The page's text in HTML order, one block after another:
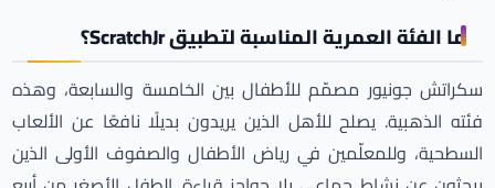
ما الفئة العمرية المناسبة لتطبيق ScratchJr؟
سكراتش جونيور مصمّم للأطفال بين الخامسة والسابعة، وهذه
فئته الذهبية. يصلح للأهل الذين يريدون بديلًا نافعًا عن الألعاب
السطحية، وللمعلّمين في رياض الأطفال والصفوف الأولى الذين